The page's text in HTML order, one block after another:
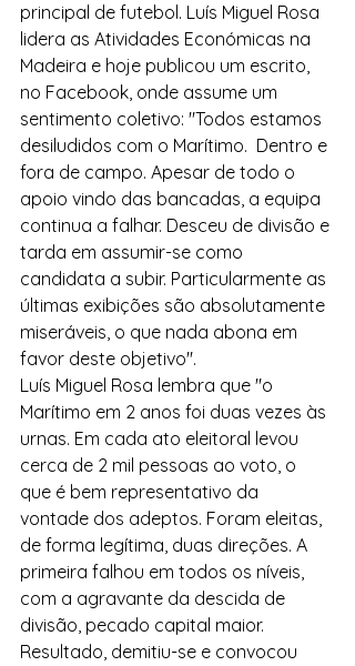
principal de futebol. Luís Miguel Rosa
lidera as Atividades Económicas na
Madeira e hoje publicou um escrito,
no Facebook, onde assume um
sentimento coletivo: "Todos estamos
desiludidos com o Marítimo.  Dentro e
fora de campo. Apesar de todo o
apoio vindo das bancadas, a equipa
continua a falhar. Desceu de divisão e
tarda em assumir-se como
candidata a subir. Particularmente as
últimas exibições são absolutamente
miseráveis, o que nada abona em
favor deste objetivo".
Luís Miguel Rosa lembra que "o
Marítimo em 2 anos foi duas vezes às
urnas. Em cada ato eleitoral levou
cerca de 2 mil pessoas ao voto, o
que é bem representativo da
vontade dos adeptos. Foram eleitas,
de forma legítima, duas direções. A
primeira falhou em todos os níveis,
com a agravante da descida de
divisão, pecado capital maior.
Resultado, demitiu-se e convocou